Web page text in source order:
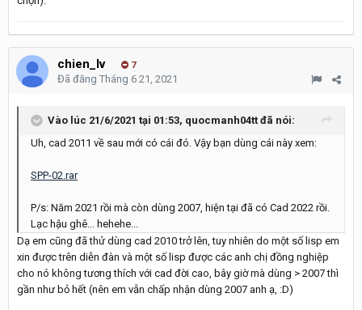
chien_lv 7
Đã đăng Tháng 6 21, 2021
Vào lúc 21/6/2021 tại 01:53, quocmanh04tt đã nói:
Uh, cad 2011 về sau mới có cái đó. Vậy bạn dùng cái này xem:
SPP-02.rar
P/s: Năm 2021 rồi mà còn dùng 2007, hiện tại đã có Cad 2022 rồi.
Lạc hậu ghê... hehehe...
Dạ em cũng đã thử dùng cad 2010 trở lên, tuy nhiên do một số lisp em
xin được trên diễn đàn và một số lisp được các anh chị đồng nghiệp
cho nó không tương thích với cad đời cao, bây giờ mà dùng > 2007 thì
gần như bỏ hết (nên em vẫn chấp nhận dùng 2007 anh ạ, :D)